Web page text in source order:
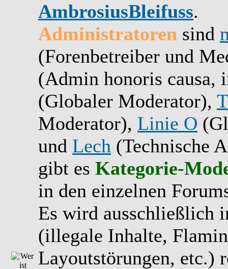
AmbrosiusBleifuss.
Administratoren sind
(Forenbetreiber und
(Admin honoris
(Globaler Moderator),
Moderator), Linie O
und Lech (Technische
gibt es Kategorie-
in den einzelnen
Es wird ausschließlich
(illegale Inhalte,
Layoutstörungen, etc.)